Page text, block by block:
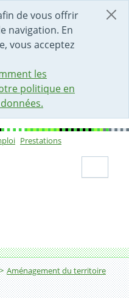
de vous offrir
navigation. En
vous acceptez
les
politique en
Prestations
Aménagement du territoire